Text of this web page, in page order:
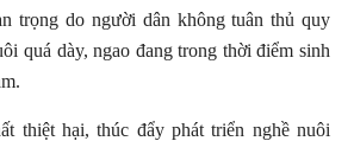
trọng do người dân không tuân thủ quy
quá dày, ngao đang trong thời điểm sinh
thiệt hại, thúc đẩy phát triển nghề nuôi